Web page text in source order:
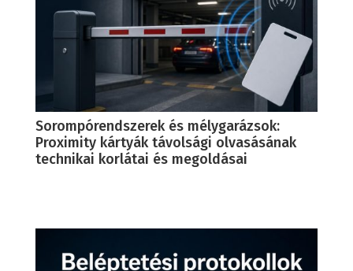
Sorompórendszerek és mélygarázsok:
Proximity kártyák távolsági olvasásának
technikai korlátai és megoldásai